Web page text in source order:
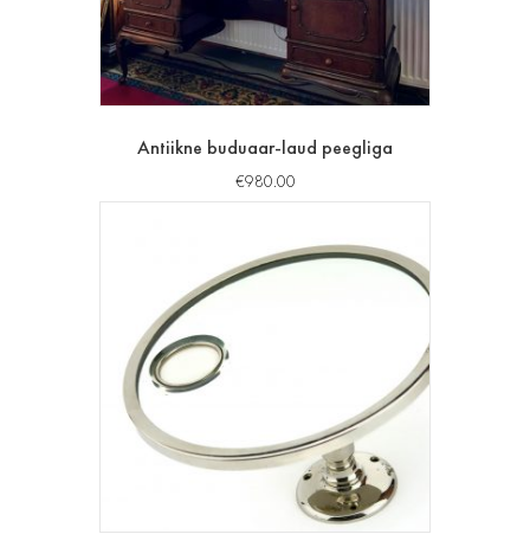
Antiikne buduaar-laud peegliga
€980.00